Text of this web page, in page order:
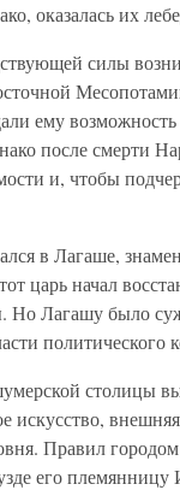
оказалась их
силы
ему
после смерти
и, чтобы
в Лагаше,
царь начал
Но Лагашу было
столицы
Правил
его